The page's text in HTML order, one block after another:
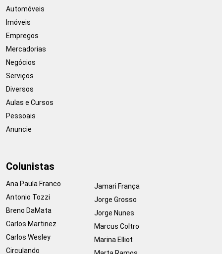
Automóveis
Imóveis
Empregos
Mercadorias
Negócios
Serviços
Diversos
Aulas e Cursos
Pessoais
Anuncie
Colunistas
Ana Paula Franco
Antonio Tozzi
Breno DaMata
Carlos Martinez
Carlos Wesley
Circulando
Jamari França
Jorge Grosso
Jorge Nunes
Marcus Coltro
Marina Elliot